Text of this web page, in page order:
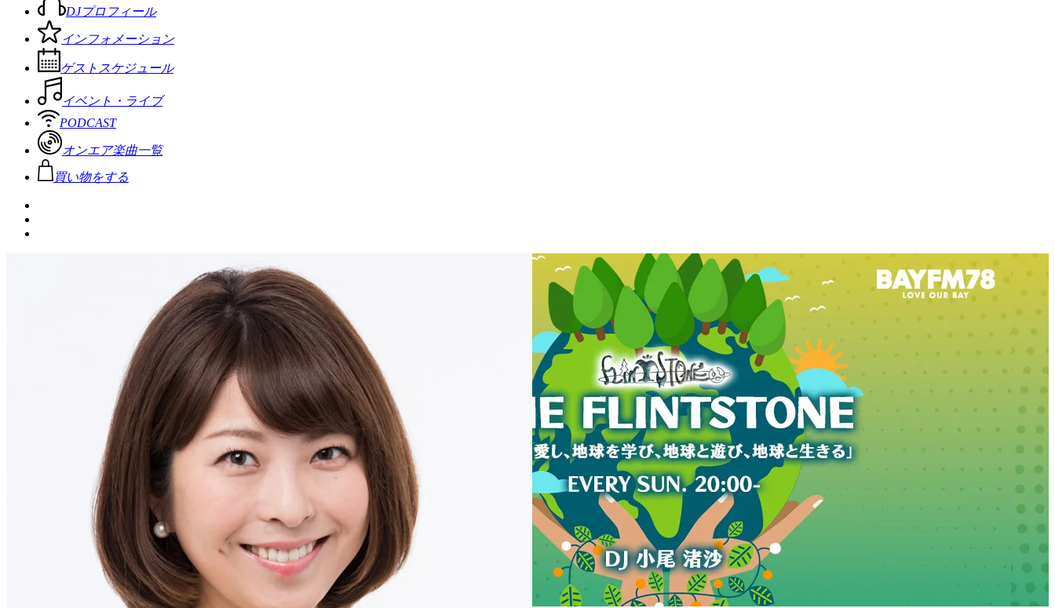
DJプロフィール
インフォメーション
ゲストスケジュール
イベント・ライブ
PODCAST
オンエア楽曲一覧
買い物をする